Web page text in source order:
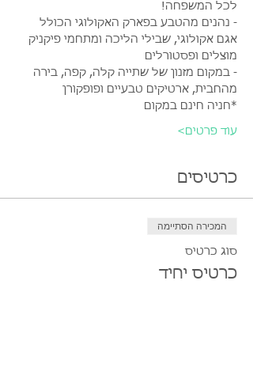
לכל המשפחה!
- נהנים מהטבע בפארק האקולוגי הכולל
אגם אקולוגי, שבילי הליכה ומתחמי פיקניק
מוצלים ופסטורלים
- במקום מזנון של שתייה קלה, קפה, בירה
מהחבית, ארטיקים טבעיים ופופקורן
*חניה חינם במקום
עוד פרטים>
כרטיסים
המכירה הסתיימה
סוג כרטיס
כרטיס יחיד